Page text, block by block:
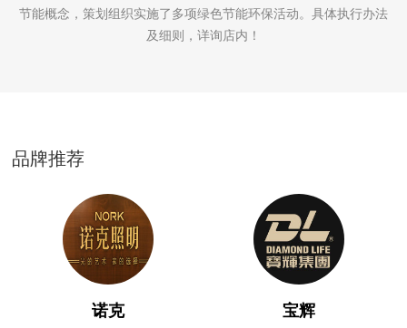
节能概念，策划组织实施了多项绿色节能环保活动。具体执行办法
及细则，详询店内！
品牌推荐
诺克 宝辉